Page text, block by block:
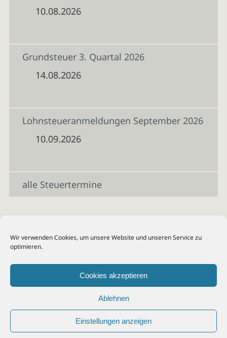
Wir verwenden Cookies, um unsere Website und unseren Service zu
optimieren.
Cookies akzeptieren
Ablehnen
Einstellungen anzeigen
10.08.2026
Grundsteuer 3. Quartal 2026
14.08.2026
Lohnsteueranmeldungen September 2026
10.09.2026
alle Steuertermine